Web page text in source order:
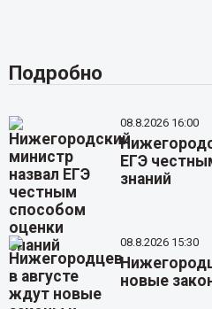
Подробно
08.8.2026 16:00
ЕГЭ
знаний
08.8.2026 15:30
новые